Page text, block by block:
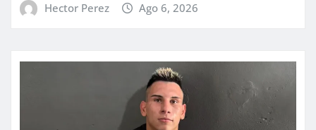
Hector Perez Ago 6, 2026